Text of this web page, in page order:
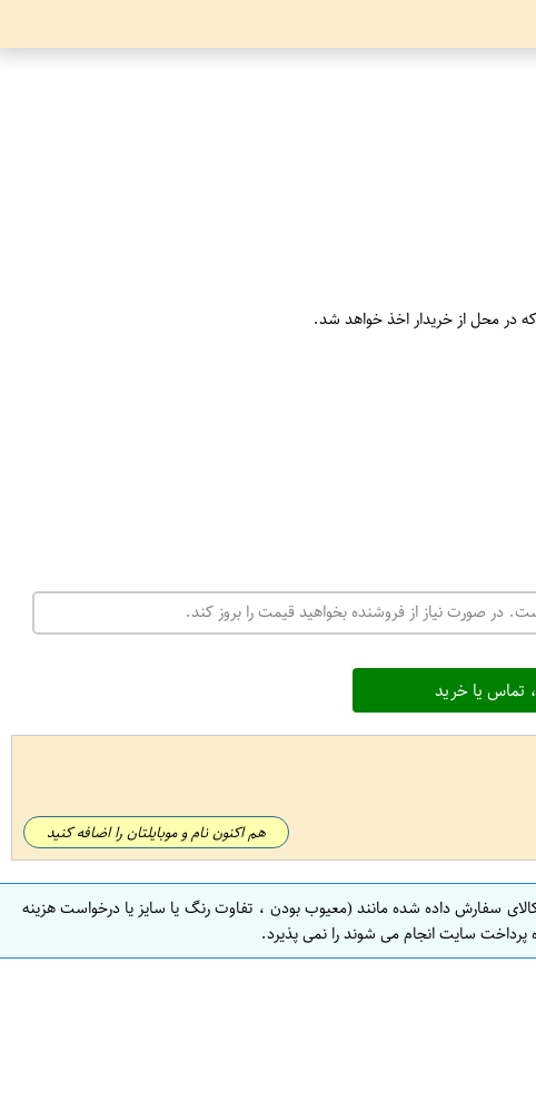
در محل از خریدار اخذ خواهد شد.
در صورت نیاز از فروشنده بخواهید قیمت را بروز کند.
یا خرید
هم اکنون نام و موبایلتان را اضافه کنید
سفارش داده شده مانند (معیوب بودن ، تفاوت رنگ یا سایز یا درخواست هزینه
سایت انجام می شوند را نمی پذیرد.